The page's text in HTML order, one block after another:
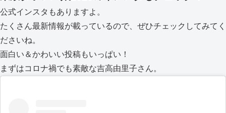
公式インスタもありますよ。
たくさん最新情報が載っているので、ぜひチェックしてみてく
ださいね。
面白い＆かわいい投稿もいっぱい！
まずはコロナ禍でも素敵な吉高由里子さん。